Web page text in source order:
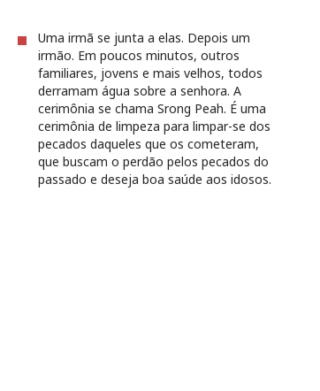
Uma irmã se junta a elas. Depois um
irmão. Em poucos minutos, outros
familiares, jovens e mais velhos, todos
derramam água sobre a senhora. A
cerimônia se chama Srong Peah. É uma
cerimônia de limpeza para limpar-se dos
pecados daqueles que os cometeram,
que buscam o perdão pelos pecados do
passado e deseja boa saúde aos idosos.